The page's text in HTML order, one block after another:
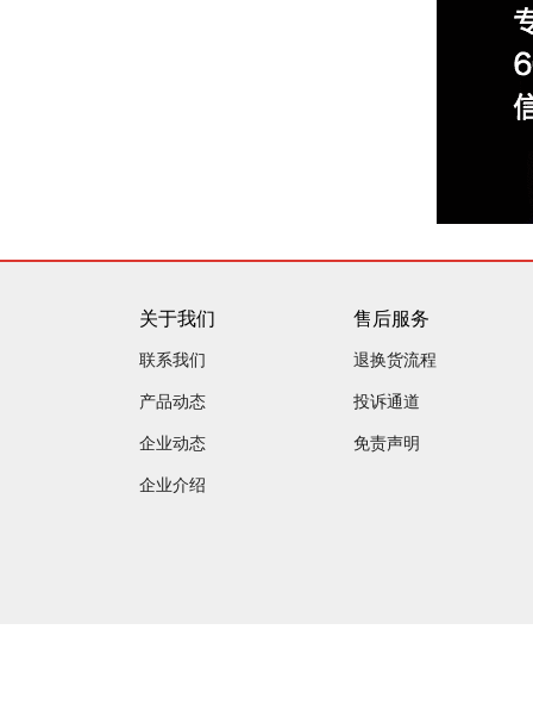
关于我们
联系我们
产品动态
企业动态
企业介绍
售后服务
退换货流程
投诉通道
免责声明